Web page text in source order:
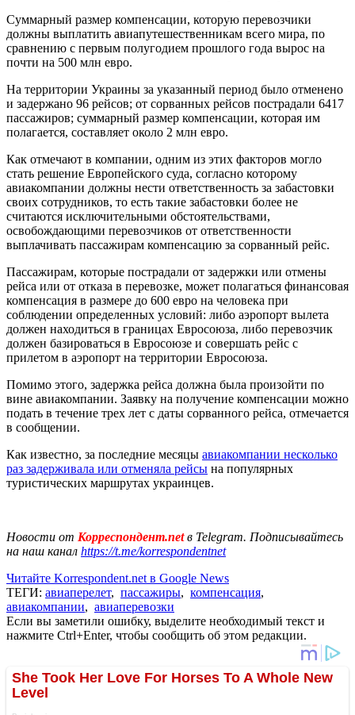
Суммарный размер компенсации, которую перевозчики
должны выплатить авиапутешественникам всего мира, по
сравнению с первым полугодием прошлого года вырос на
почти на 500 млн евро.
На территории Украины за указанный период было отменено
и задержано 96 рейсов; от сорванных рейсов пострадали 6417
пассажиров; суммарный размер компенсации, которая им
полагается, составляет около 2 млн евро.
Как отмечают в компании, одним из этих факторов могло
стать решение Европейского суда, согласно которому
авиакомпании должны нести ответственность за забастовки
своих сотрудников, то есть такие забастовки более не
считаются исключительными обстоятельствами,
освобождающими перевозчиков от ответственности
выплачивать пассажирам компенсацию за сорванный рейс.
Пассажирам, которые пострадали от задержки или отмены
рейса или от отказа в перевозке, может полагаться финансовая
компенсация в размере до 600 евро на человека при
соблюдении определенных условий: либо аэропорт вылета
должен находиться в границах Евросоюза, либо перевозчик
должен базироваться в Евросоюзе и совершать рейс с
прилетом в аэропорт на территории Евросоюза.
Помимо этого, задержка рейса должна была произойти по
вине авиакомпании. Заявку на получение компенсации можно
подать в течение трех лет с даты сорванного рейса, отмечается
в сообщении.
Как известно, за последние месяцы авиакомпании несколько
раз задерживала или отменяла рейсы на популярных
туристических маршрутах украинцев.
Новости от Корреспондент.netв Telegram. Подписывайтесь
на наш канал https://t.me/korrespondentnet
Читайте Korrespondent.net в Google News
ТЕГИ: авиаперелет, пассажиры, компенсация,
авиакомпании, авиаперевозки
Если вы заметили ошибку, выделите необходимый текст и
нажмите Ctrl+Enter, чтобы сообщить об этом редакции.